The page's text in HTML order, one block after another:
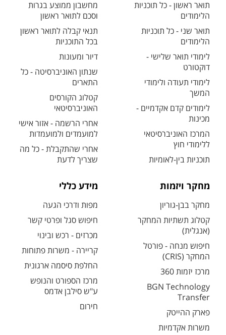
תואר ראשון - כל תוכניות
הלימודים
תואר שני - כל תוכניות
הלימודים
לימודי תואר שלישי -
דוקטורט
לימודי תעודה ולימודי
המשך
לימודים קדם אקדמיים -
מכינות
המרכז האוניברסיטאי
ללימודי חוץ
תוכניות בין-לאומיות
מחשבון ממוצע בגרות
וסכם לתואר ראשון
תנאי קבלה לתואר ראשון
בכל התוכניות
דיור ומעונות
שנתון האוניברסיטה - כל
התארים
קטלוג הקורסים
האוניברסיטאי
אחרי הרשמה - אזור אישי
למועמדים ולמועמדות
אחרי שהתקבלת - כל מה
שצריך לדעת
מחקר ויזמות
מחקר בבן-גוריון
קטלוג תשתיות המחקר
(אנגלית)
חיפוש מנחה - פורטל
המחקר (CRIS)
מרכז יזמות 360
BGN Technology
Transfer
פארק ההייטק
משרות אקדמיות
מידע כללי
מפות ודרכי הגעה
חיפוש סגל ופרטי קשר
מכרזים - רכש ובינוי
קריירה - משרות פתוחות
החלפת סיסמה ארגונית
מרכז הספורט והנופש
ע"ש סילבן אדמס
חירום